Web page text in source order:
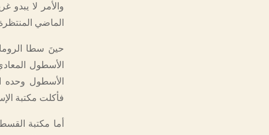
والأمر لا يبدو
الماضي
حينَ سطا
الأسطول
الأسطول وحده
فأكلت مكتبة